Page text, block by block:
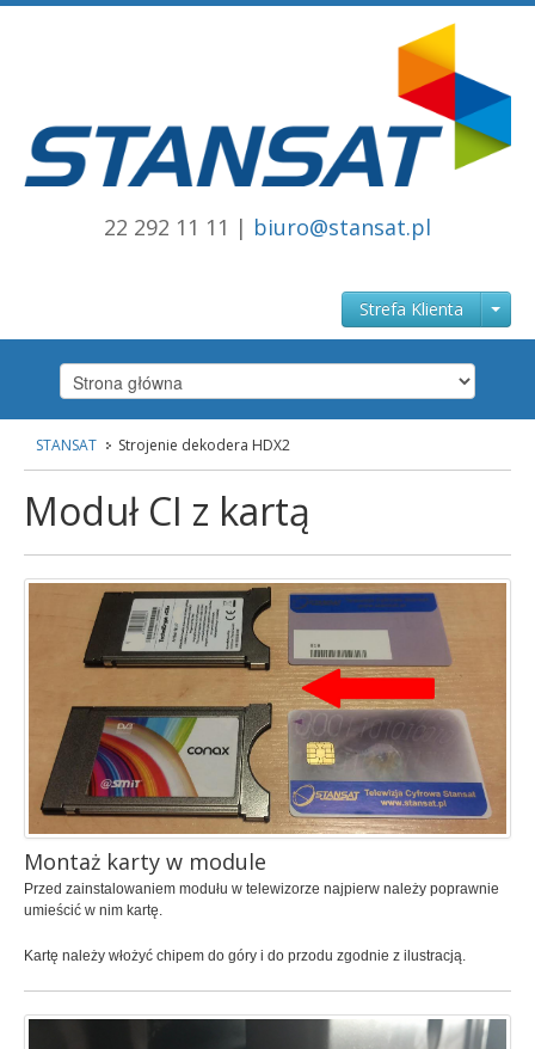
22 292 11 11 | biuro@stansat.pl
Strefa Klienta
Strona główna
stansat.pl
Internet
Cennik
Dla biznesu
Telewizja
cyfrowa, HD
Cennik
Wykaz programów
Opis usługi
Telefon
tani
Cennik
STANSAT Strojenie dekodera HDX2
Moduł CI z kartą
Montaż karty w module
Przed zainstalowaniem modułu w telewizorze najpierw należy poprawnie
umieścić w nim kartę.
Kartę należy włożyć chipem do góry i do przodu zgodnie z ilustracją.